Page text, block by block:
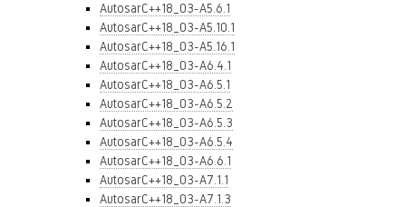
AutosarC++18_03-A5.6.1
AutosarC++18_03-A5.10.1
AutosarC++18_03-A5.16.1
AutosarC++18_03-A6.4.1
AutosarC++18_03-A6.5.1
AutosarC++18_03-A6.5.2
AutosarC++18_03-A6.5.3
AutosarC++18_03-A6.5.4
AutosarC++18_03-A6.6.1
AutosarC++18_03-A7.1.1
AutosarC++18_03-A7.1.3